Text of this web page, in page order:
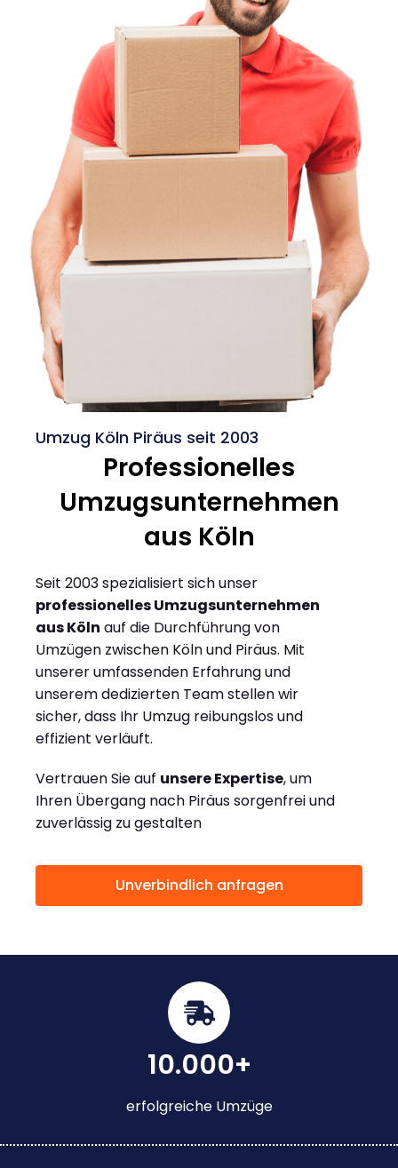
Umzug Köln Piräus seit 2003
Professionelles
Umzugsunternehmen
aus Köln
Seit 2003 spezialisiert sich unser
professionelles Umzugsunternehmen
aus Köln auf die Durchführung von
Umzügen zwischen Köln und Piräus. Mit
unserer umfassenden Erfahrung und
unserem dedizierten Team stellen wir
sicher, dass Ihr Umzug reibungslos und
effizient verläuft.
Vertrauen Sie auf unsere Expertise, um
Ihren Übergang nach Piräus sorgenfrei und
zuverlässig zu gestalten
Unverbindlich anfragen
10.000+
erfolgreiche Umzüge